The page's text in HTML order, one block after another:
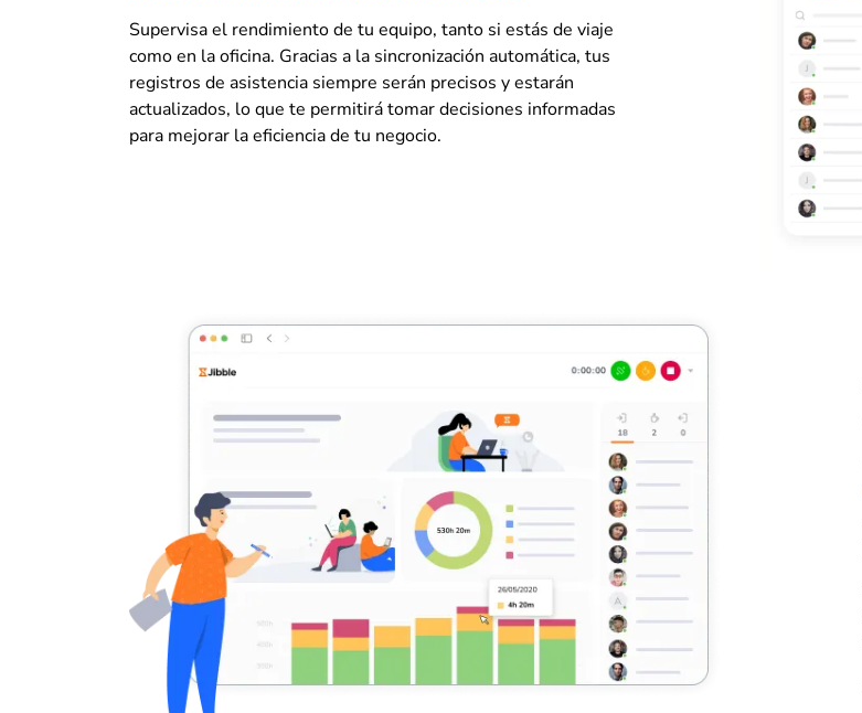
Supervisa el rendimiento de tu equipo, tanto si estás de viaje
como en la oficina. Gracias a la sincronización automática, tus
registros de asistencia siempre serán precisos y estarán
actualizados, lo que te permitirá tomar decisiones informadas
para mejorar la eficiencia de tu negocio.